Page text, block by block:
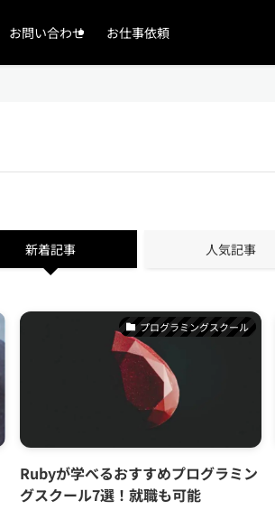
お問い合わせ お仕事依頼
新着記事 人気記事
プログラミングスクール
Rubyが学べるおすすめプログラミン
グスクール7選！就職も可能